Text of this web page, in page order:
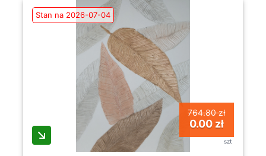
Stan na 2026-07-04
764.80 zł
0.00 zł
szt